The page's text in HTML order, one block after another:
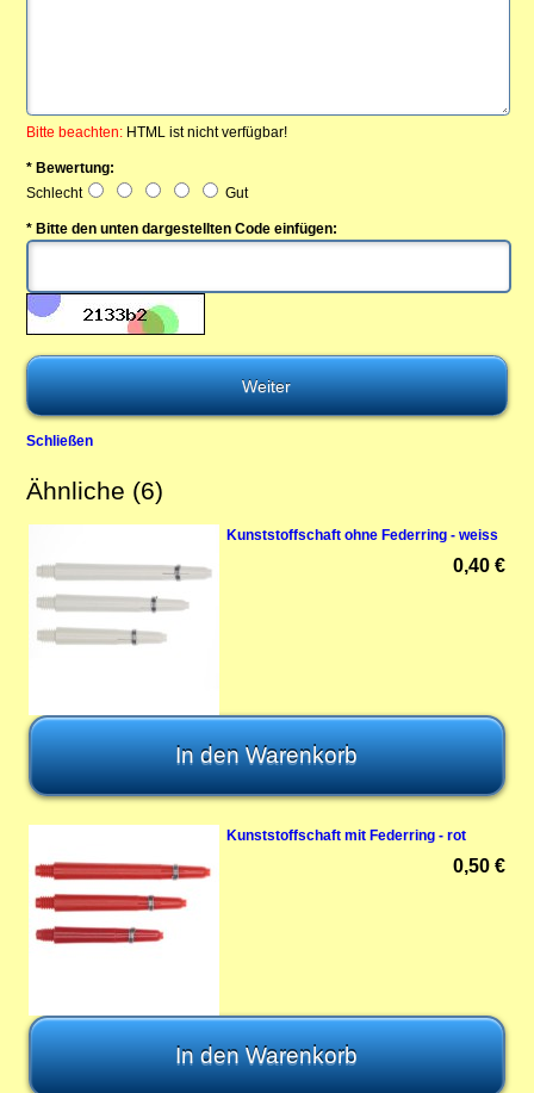
Bitte beachten: HTML ist nicht verfügbar!
* Bewertung:
Schlecht
Gut
* Bitte den unten dargestellten Code einfügen:
Schließen
Ähnliche (6)
Kunststoffschaft ohne Federring - weiss
0,40 €
Kunststoffschaft mit Federring - rot
0,50 €